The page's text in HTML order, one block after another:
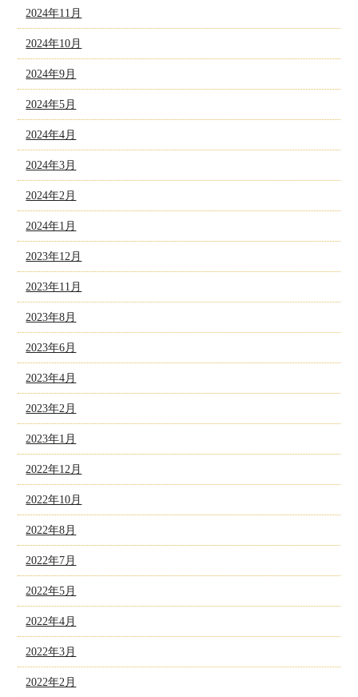
2024年11月
2024年10月
2024年9月
2024年5月
2024年4月
2024年3月
2024年2月
2024年1月
2023年12月
2023年11月
2023年8月
2023年6月
2023年4月
2023年2月
2023年1月
2022年12月
2022年10月
2022年8月
2022年7月
2022年5月
2022年4月
2022年3月
2022年2月